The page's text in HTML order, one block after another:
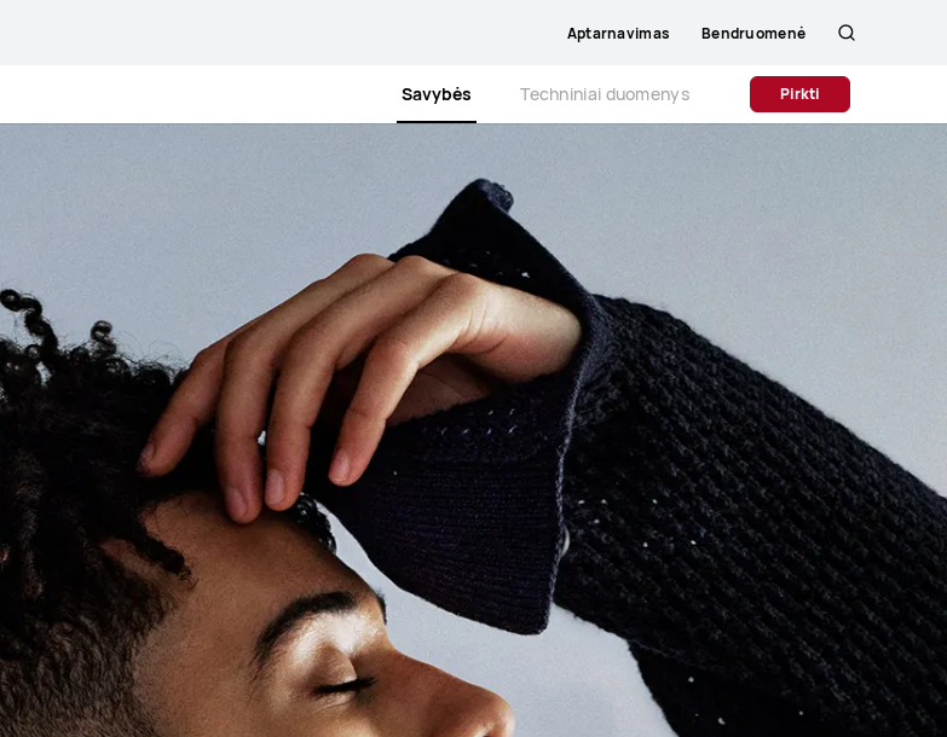
Aptarnavimas Bendruomenė
Savybės Techniniai duomenys Pirkti